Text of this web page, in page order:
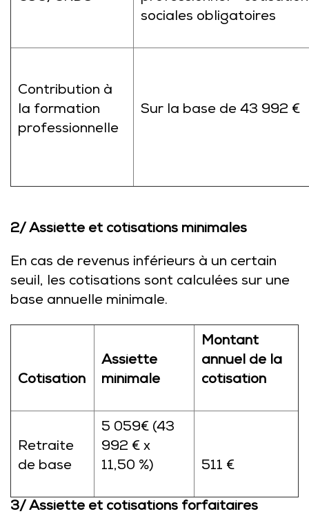
sociales obligatoires
Contribution à
la formation
professionnelle
Sur la base de 43 992 €
2/ Assiette et cotisations minimales
En cas de revenus inférieurs à un certain
seuil, les cotisations sont calculées sur une
base annuelle minimale.
Cotisation
Assiette
minimale
Montant
annuel de la
cotisation
Retraite
de base
5 059€ (43
992 € x
11,50 %)
511 €
3/ Assiette et cotisations forfaitaires